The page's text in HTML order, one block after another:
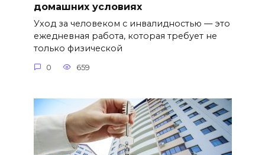
домашних условиях
Уход за человеком с инвалидностью — это
ежедневная работа, которая требует не
только физической
0 659